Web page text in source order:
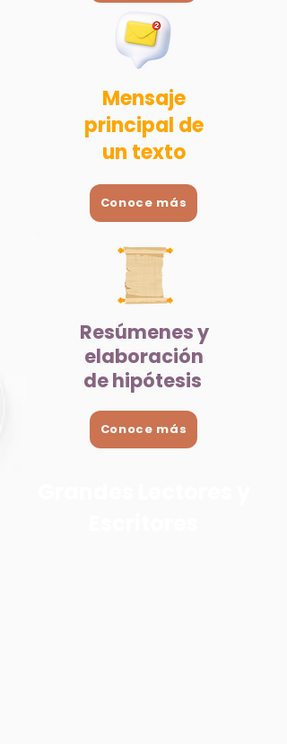
Mensaje
principal de
un texto
Conoce más
Resúmenes y
elaboración
de hipótesis
Conoce más